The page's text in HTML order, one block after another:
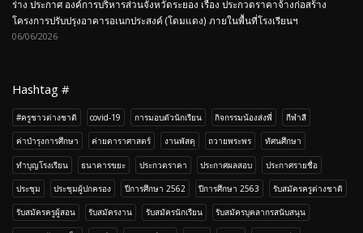
ร่าง ประกาศ องค์การบริหารส่วนจังหวัดระยอง เรื่อง ประกวดราคาจ้างก่อสร้าง
โครงการปรับปรุงอาคารอเนกประสงค์ (โดมแดง) ภายในพื้นที่โรงเรียนฯ
06/06/2026
Hashtag #
#ครูชาวต่างชาติ covid-19 การมอบตัวนักเรียน กิจกรรมน้องส่งพี่ กีฬาสี
ค่าบำรุงการศึกษา ค่ายดาราศาสตร์ งานพัสดุ ถวายพระพร ทัศนศึกษา
ทำบุญโรงเรียน ธนาคารขยะ ประกวดราคา ประกาศผลสอบ ประกาศรายชื่อ
ประชุม ประชุมผู้ปกครอง ปีการศึกษา 2562 ปีการศึกษา 2563 รับสมัครครูต่างชาติ
รับสมัครครูผู้สอน รับสมัครงาน รับสมัครนักเรียน รับสมัครบุคลากรสนับสนุน